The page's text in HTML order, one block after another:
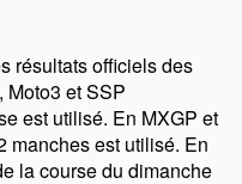
résultats officiels des
Moto3 et SSP
est utilisé. En MXGP et
manches est utilisé. En
la course du dimanche